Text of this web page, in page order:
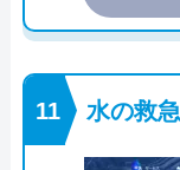
水の救